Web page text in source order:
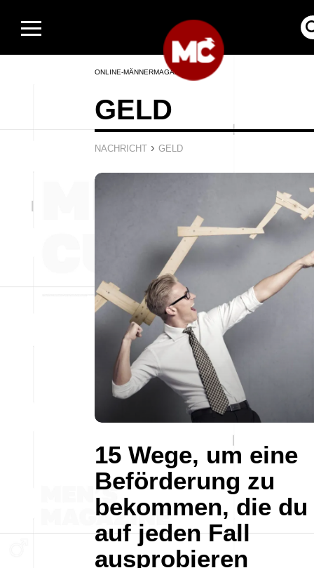
ONLINE-MÄNNERMAGAZIN
GELD
NACHRICHT › GELD
15 Wege, um eine
Beförderung zu
bekommen, die du
auf jeden Fall
ausprobieren